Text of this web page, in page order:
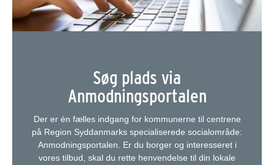
Søg plads via
Anmodningsportalen
Der er én fælles indgang for kommunerne til centrene
på Region Syddanmarks specialiserede socialområde:
Anmodningsportalen. Er du borger og interesseret i
vores tilbud, skal du rette henvendelse til din lokale